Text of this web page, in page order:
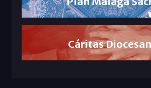
Cáritas